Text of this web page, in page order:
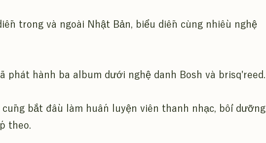
trong và ngoài Nhật Bản, biểu diễn cùng nhiều nghệ
phát hành ba album dưới nghệ danh Bosh và brisq'reed.
cũng bắt đầu làm huấn luyện viên thanh nhạc, bồi dưỡng
theo.